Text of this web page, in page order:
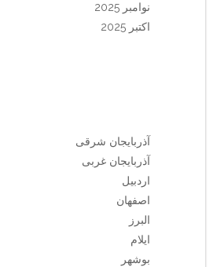
نوامبر 2025
اکتبر 2025
آذربایجان شرقی
آذربایجان غربی
اردبیل
اصفهان
البرز
ایلام
بوشهر